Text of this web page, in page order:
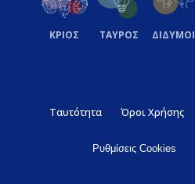
ΚΡΙΟΣ ΤΑΥΡΟΣ ΔΙΔΥΜΟΙ
Ταυτότητα Όροι Χρήσης
Ρυθμίσεις Cookies